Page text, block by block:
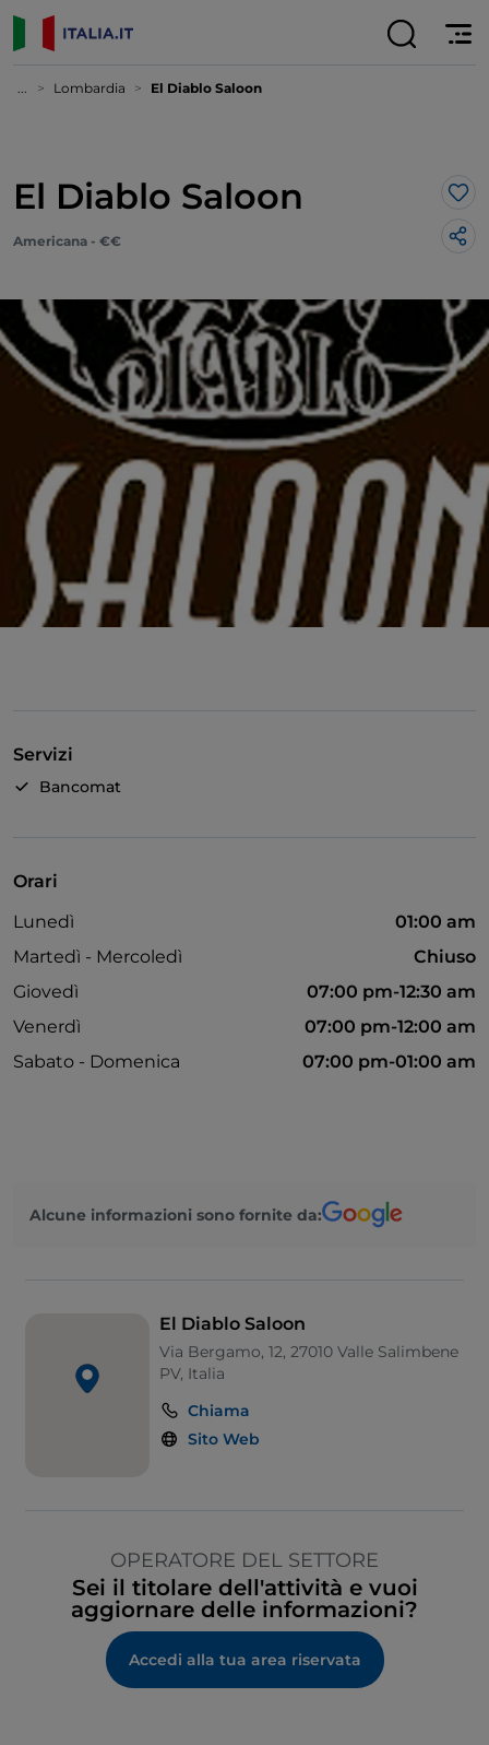
... Lombardia El Diablo Saloon
El Diablo Saloon
Americana - €€
Servizi
Bancomat
Orari
Lunedì
01:00 am
Martedì - Mercoledì
Chiuso
Giovedì
07:00 pm-12:30 am
Venerdì
07:00 pm-12:00 am
Sabato - Domenica
07:00 pm-01:00 am
Alcune informazioni sono fornite da:
El Diablo Saloon
Via Bergamo, 12, 27010 Valle Salimbene
PV, Italia
Chiama
Sito Web
OPERATORE DEL SETTORE
Sei il titolare dell'attività e vuoi
aggiornare delle informazioni?
Accedi alla tua area riservata